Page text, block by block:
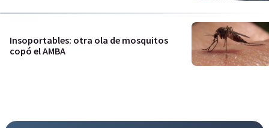
Insoportables: otra ola de mosquitos
copó el AMBA